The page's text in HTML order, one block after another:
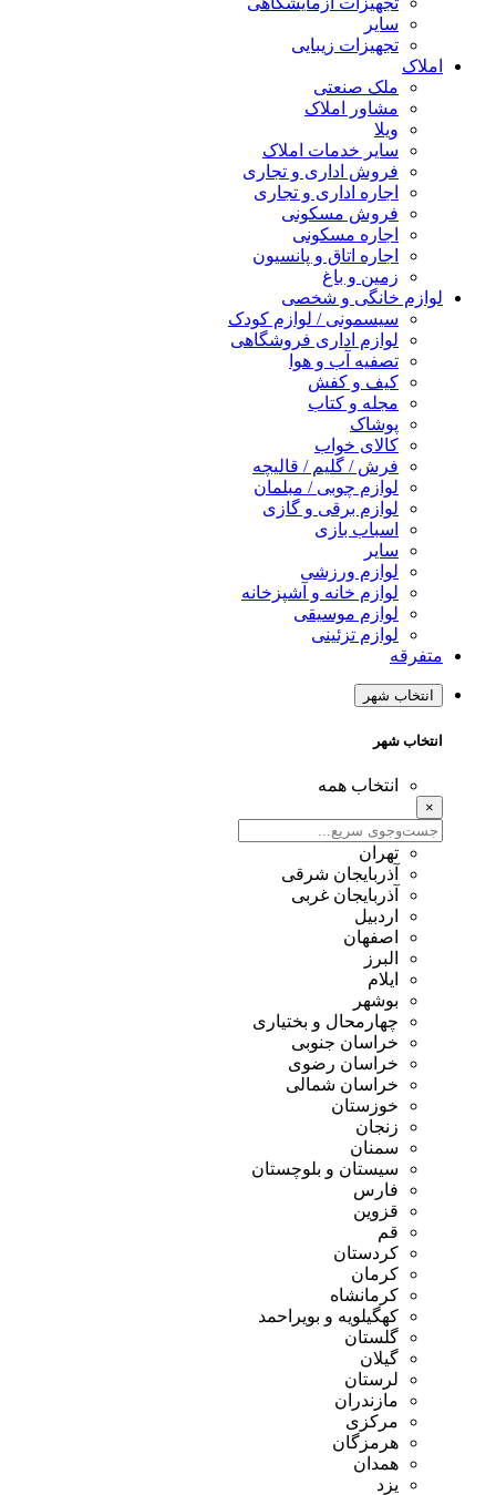
سایر
تجهیزات زیبایی
املاک
ملک صنعتی
مشاور املاک
ویلا
سایر خدمات املاک
فروش اداری و تجاری
اجاره اداری و تجاری
فروش مسکونی
اجاره مسکونی
اجاره اتاق و پانسیون
زمین و باغ
لوازم خانگی و شخصی
سیسمونی / لوازم کودک
لوازم اداری فروشگاهی
تصفیه آب و هوا
کیف و کفش
مجله و کتاب
پوشاک
کالای خواب
فرش / گلیم / قالیچه
لوازم چوبی / مبلمان
لوازم برقی و گازی
اسباب بازی
سایر
لوازم ورزشی
لوازم خانه و آشپزخانه
لوازم موسیقی
لوازم تزئینی
متفرقه
انتخاب شهر
انتخاب شهر
انتخاب همه
×
تهران
آذربایجان شرقی
آذربایجان غربی
اردبیل
اصفهان
البرز
ایلام
بوشهر
چهارمحال و بختیاری
خراسان جنوبی
خراسان رضوی
خراسان شمالی
خوزستان
زنجان
سمنان
سیستان و بلوچستان
فارس
قزوین
قم
کردستان
کرمان
کرمانشاه
کهگیلویه و بویراحمد
گلستان
گیلان
لرستان
مازندران
مرکزی
هرمزگان
همدان
یزد